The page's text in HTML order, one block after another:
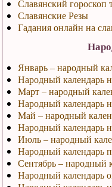
Славянский гороскоп
Славянские Резы
Гадания онлайн на
Январь – народный
Народный календарь
Март – народный
Народный календарь
Май – народный
Народный календарь
Июль – народный
Народный календарь
Сентябрь – народный
Народный календарь